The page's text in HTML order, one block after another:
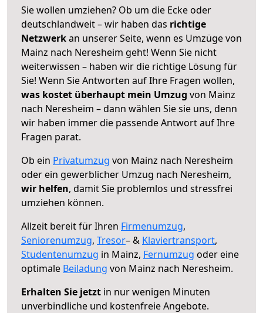
Sie wollen umziehen? Ob um die Ecke oder
deutschlandweit – wir haben das richtige
Netzwerkan unserer Seite, wenn es Umzüge von
Mainz nach Neresheim geht! Wenn Sie nicht
weiterwissen – haben wir die richtige Lösung für
Sie! Wenn Sie Antworten auf Ihre Fragen wollen,
was kostet überhaupt mein Umzug von Mainz
nach Neresheim – dann wählen Sie sie uns, denn
wir haben immer die passende Antwort auf Ihre
Fragen parat.
Ob ein Privatumzug von Mainz nach Neresheim
oder ein gewerblicher Umzug nach Neresheim,
wir helfen, damit Sie problemlos und stressfrei
umziehen können.
Allzeit bereit für Ihren Firmenumzug,
Seniorenumzug, Tresor– & Klaviertransport,
Studentenumzug in Mainz, Fernumzug oder eine
optimale Beiladung von Mainz nach Neresheim.
Erhalten Sie jetzt in nur wenigen Minuten
unverbindliche und kostenfreie Angebote.